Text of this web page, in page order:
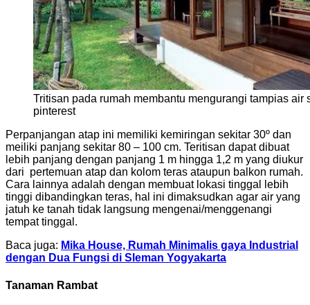
Tritisan pada rumah membantu mengurangi tampias air
pinterest
Perpanjangan atap ini memiliki kemiringan sekitar 30º dan
meiliki panjang sekitar 80 – 100 cm. Teritisan dapat dibuat
lebih panjang dengan panjang 1 m hingga 1,2 m yang diukur
dari pertemuan atap dan kolom teras ataupun balkon rumah.
Cara lainnya adalah dengan membuat lokasi tinggal lebih
tinggi dibandingkan teras, hal ini dimaksudkan agar air yang
jatuh ke tanah tidak langsung mengenai/menggenangi
tempat tinggal.
Baca juga: Mika House, Rumah Minimalis gaya Industrial
dengan Dua Fungsi di Sleman Yogyakarta
Tanaman Rambat